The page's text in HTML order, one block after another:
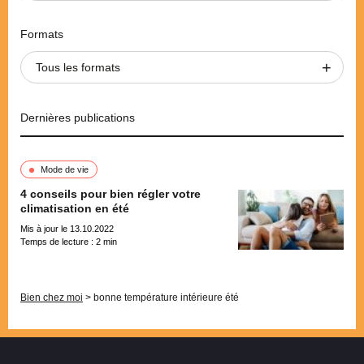
Formats
Tous les formats
Dernières publications
Mode de vie
4 conseils pour bien régler votre
climatisation en été
Mis à jour le 13.10.2022
Temps de lecture : 2 min
Bien chez moi > bonne température intérieure été